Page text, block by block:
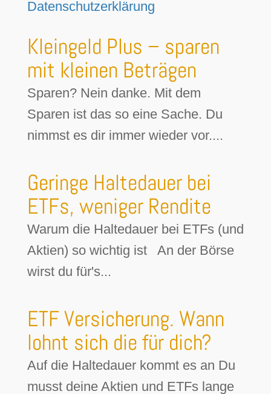
Datenschutzerklärung
Kleingeld Plus – sparen
mit kleinen Beträgen
Sparen? Nein danke. Mit dem
Sparen ist das so eine Sache. Du
nimmst es dir immer wieder vor....
Geringe Haltedauer bei
ETFs, weniger Rendite
Warum die Haltedauer bei ETFs (und
Aktien) so wichtig ist An der Börse
wirst du für's...
ETF Versicherung. Wann
lohnt sich die für dich?
Auf die Haltedauer kommt es an Du
musst deine Aktien und ETFs lange